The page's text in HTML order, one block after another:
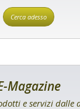
Cerca adesso
Magazine
e servizi dalle